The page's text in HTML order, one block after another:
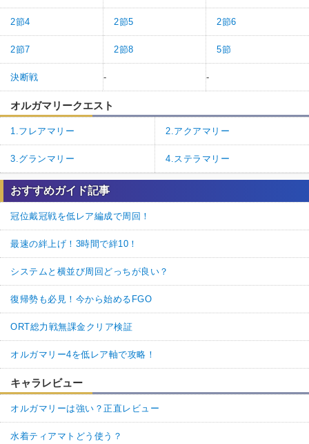
2節4 2節5 2節6
2節7 2節8 5節
決断戦 - -
オルガマリークエスト
1.フレアマリー 2.アクアマリー
3.グランマリー 4.ステラマリー
おすすめガイド記事
冠位戴冠戦を低レア編成で周回！
最速の絆上げ！3時間で絆10！
システムと横並び周回どっちが良い？
復帰勢も必見！今から始めるFGO
ORT総力戦無課金クリア検証
オルガマリー4を低レア軸で攻略！
キャラレビュー
オルガマリーは強い？正直レビュー
水着ティアマトどう使う？